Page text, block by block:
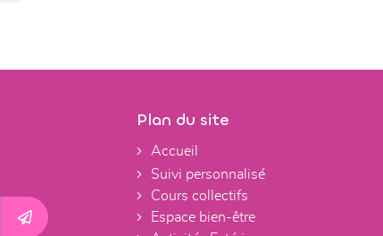
Plan du site
Accueil
Suivi personnalisé
Cours collectifs
Espace bien-être